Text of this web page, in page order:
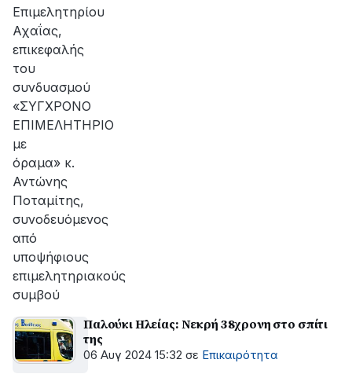
Επιμελητηρίου
Αχαΐας,
επικεφαλής
του
συνδυασμού
«ΣΥΓΧΡΟΝΟ
ΕΠΙΜΕΛΗΤΗΡΙΟ
με
όραμα» κ.
Αντώνης
Ποταμίτης,
συνοδευόμενος
από
υποψήφιους
επιμελητηριακούς
συμβού
Παλούκι Ηλείας: Νεκρή 38χρονη στο σπίτι
της
06 Αυγ 2024 15:32 σε Επικαιρότητα